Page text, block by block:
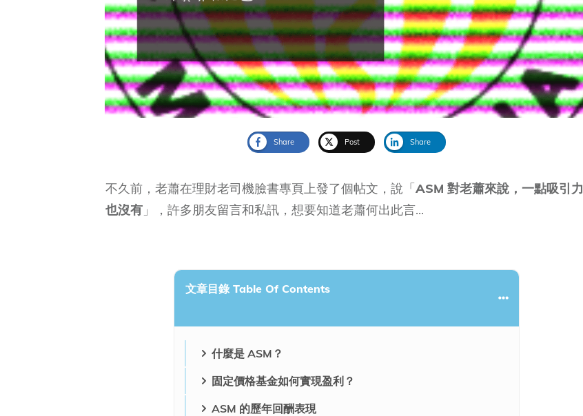
Share Post Share
不久前，老蕭在理財老司機臉書專頁上發了個帖文，說「ASM 對老蕭來說，一點吸引力
也沒有 」，許多朋友留言和私訊，想要知道老蕭何出此言...
文章目錄 Table Of Contents
什麼是 ASM？
固定價格基金如何實現盈利？
ASM 的歷年回酬表現